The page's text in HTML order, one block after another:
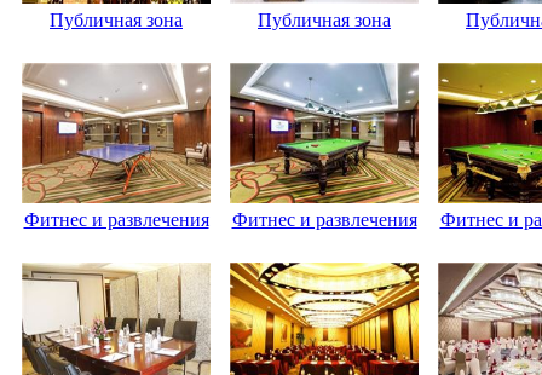
Публичная зона Публичная зона
Фитнес и развлечения Фитнес и развлечения Фитнес и